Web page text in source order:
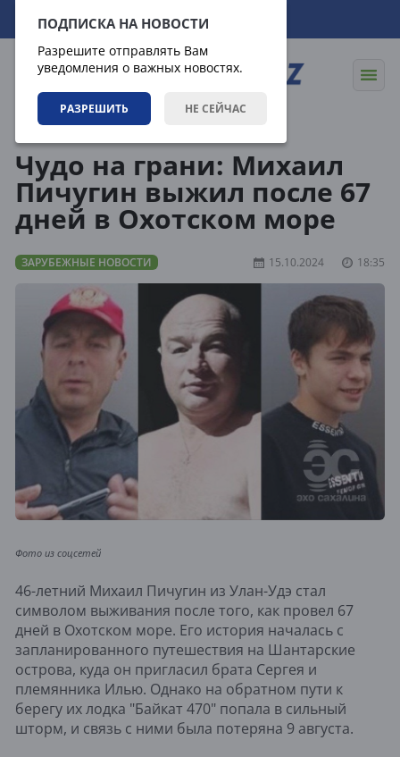
ПОДПИСКА НА НОВОСТИ
Разрешите отправлять Вам
уведомления о важных новостях.
РАЗРЕШИТЬ НЕ СЕЙЧАС
09.08.2026 16:11:11
Чудо на грани: Михаил
Пичугин выжил после 67
дней в Охотском море
ЗАРУБЕЖНЫЕ НОВОСТИ 15.10.2024 18:35
Фото из соцсетей
46-летний Михаил Пичугин из Улан-Удэ стал
символом выживания после того, как провел 67
дней в Охотском море. Его история началась с
запланированного путешествия на Шантарские
острова, куда он пригласил брата Сергея и
племянника Илью. Однако на обратном пути к
берегу их лодка "Байкат 470" попала в сильный
шторм, и связь с ними была потеряна 9 августа.